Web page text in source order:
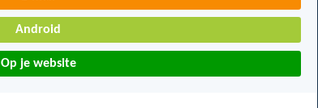
Android
Op je website